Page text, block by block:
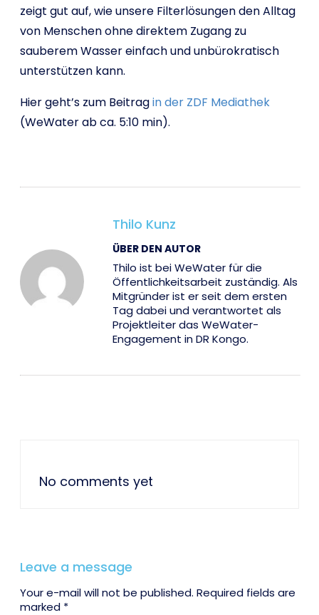
zeigt gut auf, wie unsere Filterlösungen den Alltag
von Menschen ohne direktem Zugang zu
sauberem Wasser einfach und unbürokratisch
unterstützen kann.
Hier geht’s zum Beitragin der ZDF Mediathek
(WeWater ab ca. 5:10 min).
Thilo Kunz
ÜBER DEN AUTOR
Thilo ist bei WeWater für die
Öffentlichkeitsarbeit zuständig. Als
Mitgründer ist er seit dem ersten
Tag dabei und verantwortet als
Projektleiter das WeWater-
Engagement in DR Kongo.
No comments yet
Leave a message
Your e-mail will not be published. Required fields are
marked *